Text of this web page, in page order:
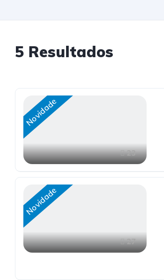
5 Resultados
Novidade
23
Novidade
27